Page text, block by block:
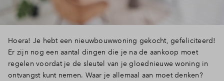
Hoera! Je hebt een nieuwbouwwoning gekocht, gefeliciteerd!
Er zijn nog een aantal dingen die je na de aankoop moet
regelen voordat je de sleutel van je gloednieuwe woning in
ontvangst kunt nemen. Waar je allemaal aan moet denken?